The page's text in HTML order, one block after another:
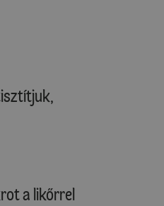
a likőrrel